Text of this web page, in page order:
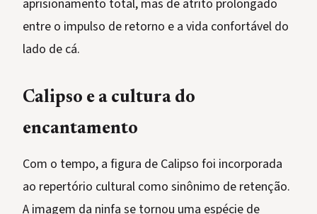
aprisionamento total, mas de atrito prolongado
entre o impulso de retorno e a vida confortável do
lado de cá.
Calipso e a cultura do
encantamento
Com o tempo, a figura de Calipso foi incorporada
ao repertório cultural como sinônimo de retenção.
A imagem da ninfa se tornou uma espécie de